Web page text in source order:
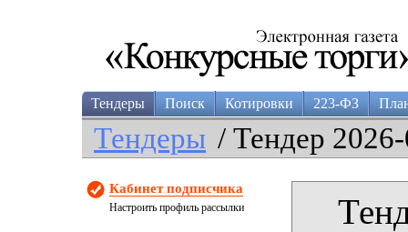
Тендеры Поиск Котировки 223-ФЗ
Тендеры / Тендер
Кабинет подписчика
Настроить профиль рассылки